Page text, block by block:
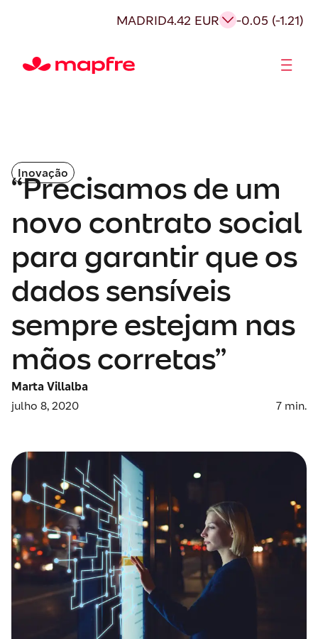
MADRID4.42 EUR -0.05 (-1.21)
Inovação
“Precisamos de um
novo contrato social
para garantir que os
dados sensíveis
sempre estejam nas
mãos corretas”
Marta Villalba
julho 8, 2020
7 min.